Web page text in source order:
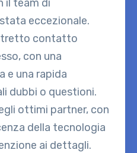
il team di
eccezionale.
contatto
con una
e una rapida
dubbi o questioni.
ottimi partner, con
della tecnologia
ai dettagli.